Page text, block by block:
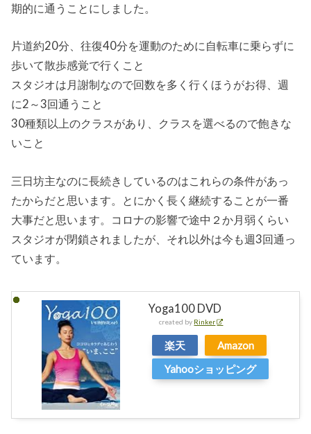
期的に通うことにしました。
片道約20分、往復40分を運動のために自転車に乗らずに
歩いて散歩感覚で行くこと
スタジオは月謝制なので回数を多く行くほうがお得、週
に2～3回通うこと
30種類以上のクラスがあり、クラスを選べるので飽きな
いこと
三日坊主なのに長続きしているのはこれらの条件があっ
たからだと思います。とにかく長く継続することが一番
大事だと思います。コロナの影響で途中２か月弱くらい
スタジオが閉鎖されましたが、それ以外は今も週3回通っ
ています。
Yoga100 DVD
created by Rinker
楽天
Amazon
Yahooショッピング